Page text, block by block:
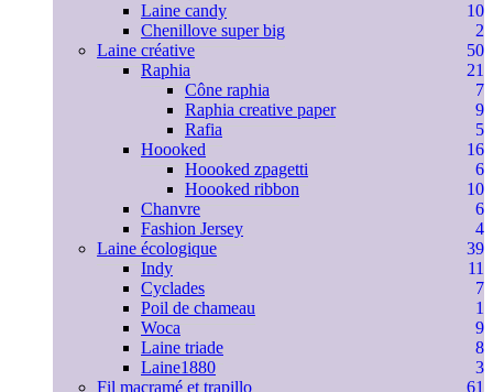
Laine candy
10
Chenillove super big
2
Laine créative
50
Raphia
21
Cône raphia
7
Raphia creative paper
9
Rafia
5
Hoooked
16
Hoooked zpagetti
6
Hoooked ribbon
10
Chanvre
6
Fashion Jersey
4
Laine écologique
39
Indy
11
Cyclades
7
Poil de chameau
1
Woca
9
Laine triade
8
Laine1880
3
Fil macramé et trapillo
61